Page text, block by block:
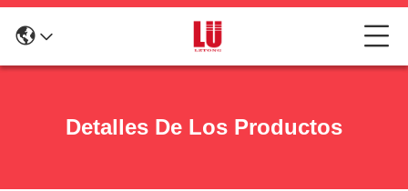
Detalles De Los Productos